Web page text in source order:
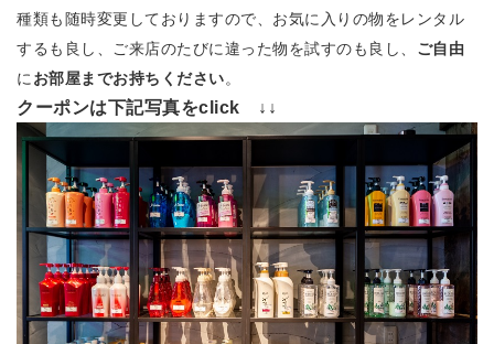
種類も随時変更しておりますので、お気に入りの物をレンタル
するも良し、ご来店のたびに違った物を試すのも良し、 ご自由
にお部屋までお持ちください。
クーポンは下記写真をclick ↓↓